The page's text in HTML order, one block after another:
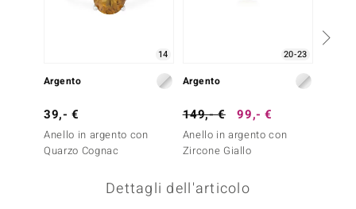
14
Argento
39,- €
Anello in argento con
Quarzo Cognac
20-23
Argento
149,- € 99,- €
Anello in argento con
Zircone Giallo
Dettagli dell'articolo